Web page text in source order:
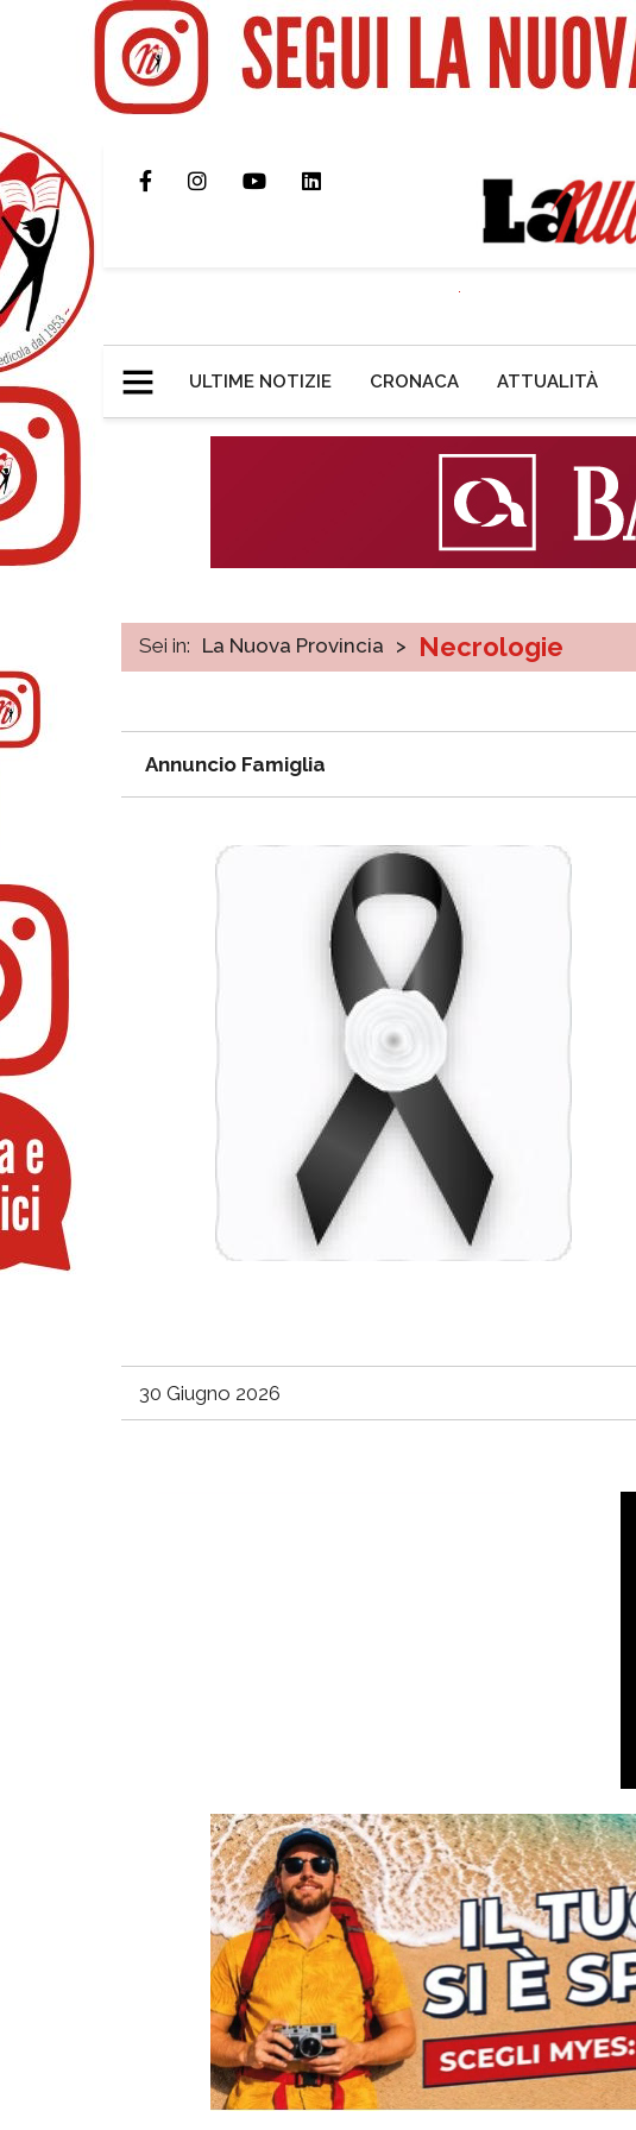
ULTIME NOTIZIE CRONACA ATTUALITÀ
Sei in: La Nuova Provincia > Necrologie
Annuncio Famiglia
30 Giugno 2026